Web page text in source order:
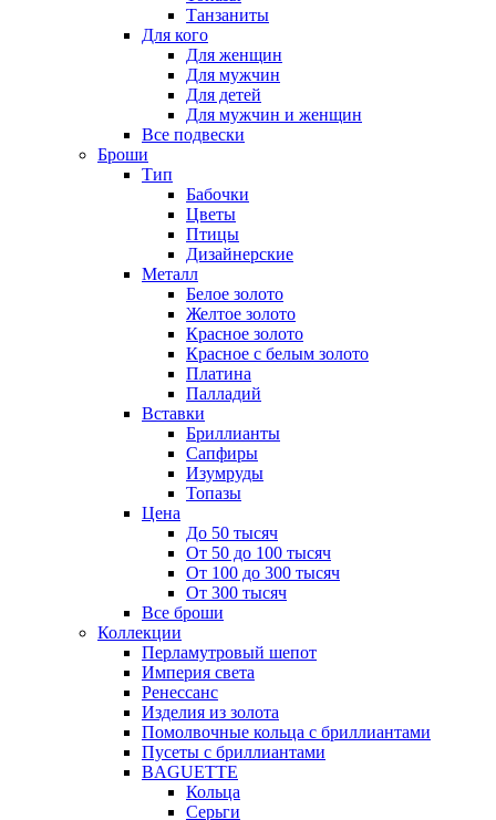
Танзаниты
Для кого
Для женщин
Для мужчин
Для детей
Для мужчин и женщин
Все подвески
Броши
Тип
Бабочки
Цветы
Птицы
Дизайнерские
Металл
Белое золото
Желтое золото
Красное золото
Красное с белым золото
Платина
Палладий
Вставки
Бриллианты
Сапфиры
Изумруды
Топазы
Цена
До 50 тысяч
От 50 до 100 тысяч
От 100 до 300 тысяч
От 300 тысяч
Все броши
Коллекции
Перламутровый шепот
Империя света
Ренессанс
Изделия из золота
Помолвочные кольца с бриллиантами
Пусеты с бриллиантами
BAGUETTE
Кольца
Серьги